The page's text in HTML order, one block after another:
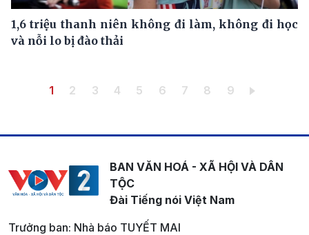
1,6 triệu thanh niên không đi làm, không đi học
và nỗi lo bị đào thải
Pagination
Trang hiện thời
1 Trang
2 Trang
3 Trang
4 Trang
5 Trang
6 Trang
7 Trang
8 Trang
9
BAN VĂN HOÁ - XÃ HỘI VÀ DÂN
TỘC
Đài Tiếng nói Việt Nam
Trưởng ban: Nhà báo TUYẾT MAI